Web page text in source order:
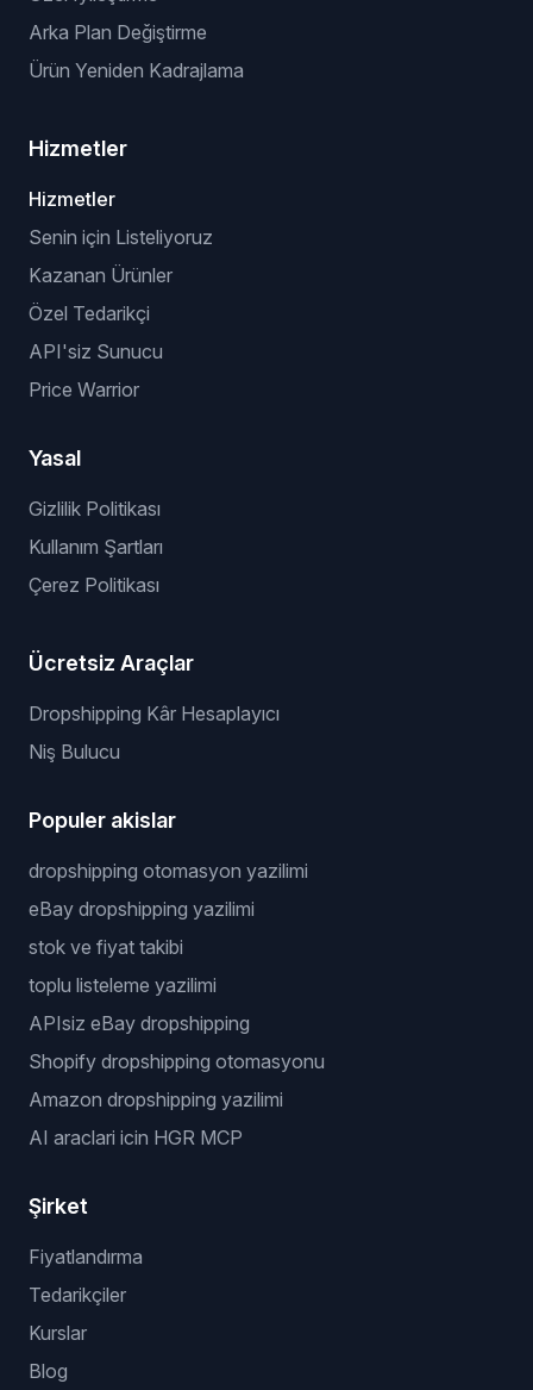
Arka Plan Değiştirme
Ürün Yeniden Kadrajlama
Hizmetler
Hizmetler
Senin için Listeliyoruz
Kazanan Ürünler
Özel Tedarikçi
API'siz Sunucu
Price Warrior
Yasal
Gizlilik Politikası
Kullanım Şartları
Çerez Politikası
Ücretsiz Araçlar
Dropshipping Kâr Hesaplayıcı
Niş Bulucu
Populer akislar
dropshipping otomasyon yazilimi
eBay dropshipping yazilimi
stok ve fiyat takibi
toplu listeleme yazilimi
APIsiz eBay dropshipping
Shopify dropshipping otomasyonu
Amazon dropshipping yazilimi
AI araclari icin HGR MCP
Şirket
Fiyatlandırma
Tedarikçiler
Kurslar
Blog